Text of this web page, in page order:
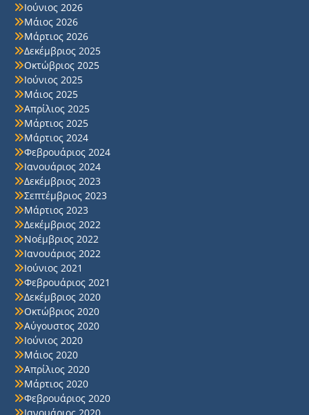
Ιούνιος 2026
Μάιος 2026
Μάρτιος 2026
Δεκέμβριος 2025
Οκτώβριος 2025
Ιούνιος 2025
Μάιος 2025
Απρίλιος 2025
Μάρτιος 2025
Μάρτιος 2024
Φεβρουάριος 2024
Ιανουάριος 2024
Δεκέμβριος 2023
Σεπτέμβριος 2023
Μάρτιος 2023
Δεκέμβριος 2022
Νοέμβριος 2022
Ιανουάριος 2022
Ιούνιος 2021
Φεβρουάριος 2021
Δεκέμβριος 2020
Οκτώβριος 2020
Αύγουστος 2020
Ιούνιος 2020
Μάιος 2020
Απρίλιος 2020
Μάρτιος 2020
Φεβρουάριος 2020